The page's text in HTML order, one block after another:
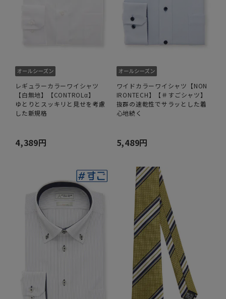
レギュラーカラーワイシャツ
【白無地】【CONTROLα】
ゆとりとスッキリと見せを考慮
した新規格
4,389円
ワイドカラーワイシャツ【NON
IRONTECH】【＃すごシャツ】
抜群の速乾性でサラッとした着
心地続く
5,489円